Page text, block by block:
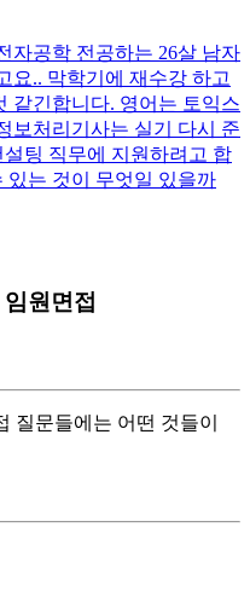
자공학 전공하는 26살 남자
요.. 막학기에 재수강 하고
같긴합니다. 영어는 토익스
보처리기사는 실기 다시 준
팅 직무에 지원하려고 합
있는 것이 무엇일 있을까
원면접
질문들에는 어떤 것들이